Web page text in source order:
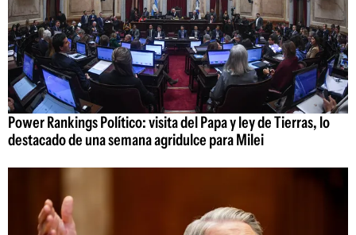
Power Rankings Político: visita del Papa y ley de Tierras, lo
destacado de una semana agridulce para Milei